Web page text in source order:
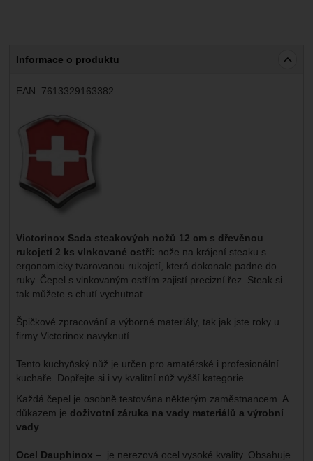
konkrétní uživatele našeho webu.
abychom vám mohli zobrazit vhodné obsahy nebo reklamy
Informace o produktu
EAN: 7613329163382
Výrobce:
Victorinox Sada steakových nožů 12 cm s dřevěnou
rukojetí 2 ks vlnkované ostří: nože na krájení steaku s
ergonomicky tvarovanou rukojetí, která dokonale padne do
ruky. Čepel s vlnkovaným ostřím zajistí precizní řez. Steak si
tak můžete s chutí vychutnat.
Špičkové zpracování a výborné materiály, tak jak jste roky u
firmy Victorinox navyknutí.
Tento kuchyňský nůž je určen pro amatérské i profesionální
kuchaře. Dopřejte si i vy kvalitní nůž vyšší kategorie.
Každá čepel je osobně testována některým zaměstnancem. A
důkazem je doživotní záruka na vady materiálů a výrobní
vady
Ocel Dauphinox – je nerezová ocel vysoké kvality. Obsahuje